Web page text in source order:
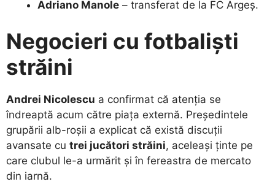
Adriano Manole – transferat de la FC Argeș.
Negocieri cu fotbaliști
străini
Andrei Nicolescu a confirmat că atenția se
îndreaptă acum către piața externă. Președintele
grupării alb-roșii a explicat că există discuții
avansate cu trei jucători străini, aceleași ținte pe
care clubul le-a urmărit și în fereastra de mercato
din iarnă.